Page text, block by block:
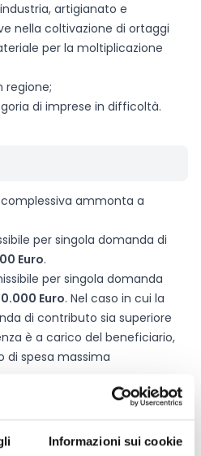
Informazioni sui cookie
artigianato e
nella coltivazione di ortaggi
per la moltiplicazione
regione;
di imprese in difficoltà.
ammonta a
per singola domanda di
Euro.
per singola domanda
Euro. Nel caso in cui la
di contributo sia superiore
è a carico del beneficiario,
di spesa massima
percentuale sulla spesa
agricoltore;